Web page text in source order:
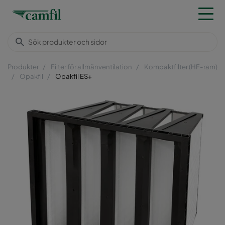
Produkter Filter för allmänventilation
Kompaktfilter (HF-ram)
Opakfil
Opakfil ES+